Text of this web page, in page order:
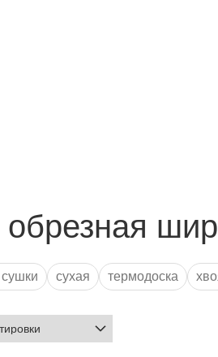
обрезная
сухая термодоска